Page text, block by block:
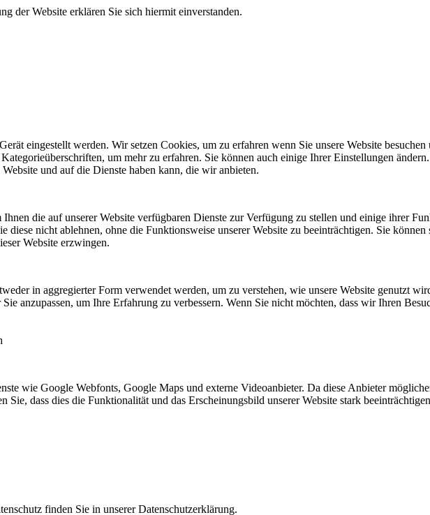
der Website erklären Sie sich hiermit einverstanden.
eingestellt werden. Wir setzen Cookies, um zu erfahren wenn Sie unsere Website
um mehr zu erfahren. Sie können auch einige Ihrer Einstellungen
und auf die Dienste haben kann, die wir anbieten.
die auf unserer Website verfügbaren Dienste zur Verfügung zu stellen und einige ihrer
diese nicht ablehnen, ohne die Funktionsweise unserer Website zu beeinträchtigen. Sie
Website erzwingen.
in aggregierter Form verwendet werden, um zu verstehen, wie unsere Website genutzt
anzupassen, um Ihre Erfahrung zu verbessern. Wenn Sie nicht möchten, dass wir Ihren
wie Google Webfonts, Google Maps und externe Videoanbieter. Da diese Anbieter
Sie, dass dies die Funktionalität und das Erscheinungsbild unserer Website stark
finden Sie in unserer Datenschutzerklärung.